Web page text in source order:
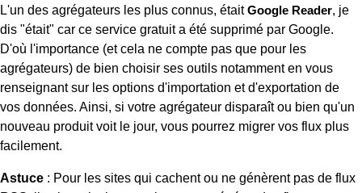
L'un des agrégateurs les plus connus, étaitGoogle Reader, je
dis "était" car ce service gratuit a été supprimé par Google.
D'où l'importance (et cela ne compte pas que pour les
agrégateurs) de bien choisir ses outils notamment en vous
renseignant sur les options d'importation et d'exportation de
vos données. Ainsi, si votre agrégateur disparaît ou bien qu'un
nouveau produit voit le jour, vous pourrez migrer vos flux plus
facilement.
Astuce : Pour les sites qui cachent ou ne génèrent pas de flux